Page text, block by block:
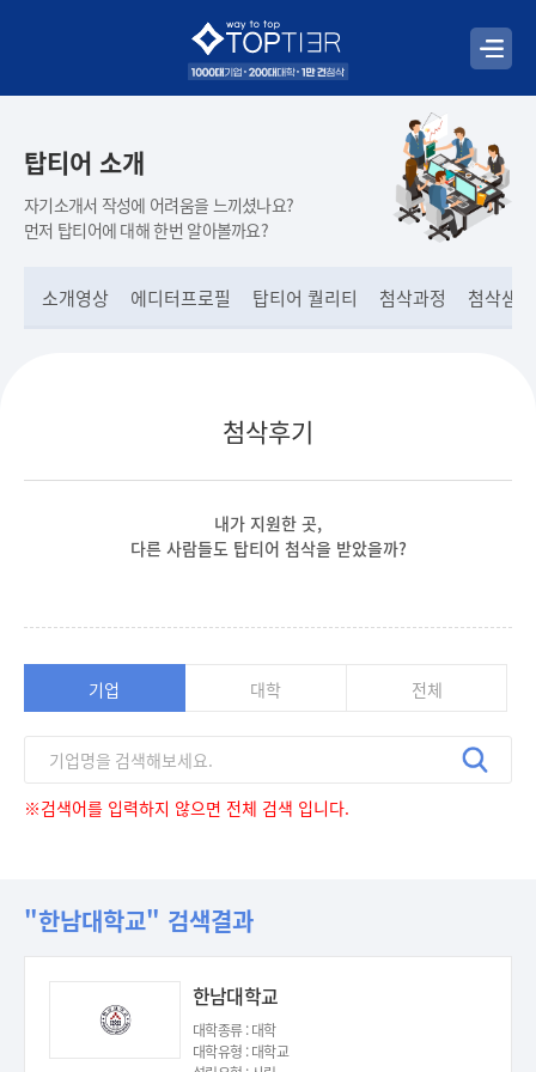
탑티어 소개
자기소개서 작성에 어려움을 느끼셨나요?
먼저 탑티어에 대해 한번 알아볼까요?
소개영상 에디터프로필 탑티어 퀄리티 첨삭과정 첨삭샘플
첨삭후기
내가 지원한 곳,
다른 사람들도 탑티어 첨삭을 받았을까?
기업 대학 전체
※검색어를 입력하지 않으면 전체 검색 입니다.
"한남대학교" 검색결과
한남대학교
대학종류 : 대학
대학유형 : 대학교